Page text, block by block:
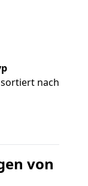
nach
von